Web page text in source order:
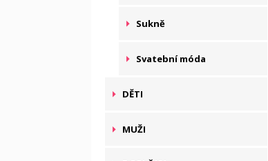
Sukně
Svatební móda
DĚTI
MUŽI